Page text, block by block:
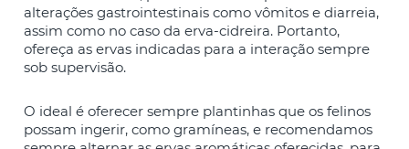
alterações gastrointestinais como vômitos e diarreia,
assim como no caso da erva-cidreira. Portanto,
ofereça as ervas indicadas para a interação sempre
sob supervisão.
O ideal é oferecer sempre plantinhas que os felinos
possam ingerir, como gramíneas, e recomendamos